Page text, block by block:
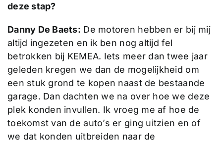
deze stap?
Danny De Baets: De motoren hebben er bij mij
altijd ingezeten en ik ben nog altijd fel
betrokken bij KEMEA. Iets meer dan twee jaar
geleden kregen we dan de mogelijkheid om
een stuk grond te kopen naast de bestaande
garage. Dan dachten we na over hoe we deze
plek konden invullen. Ik vroeg me af hoe de
toekomst van de auto’s er ging uitzien en of
we dat konden uitbreiden naar de